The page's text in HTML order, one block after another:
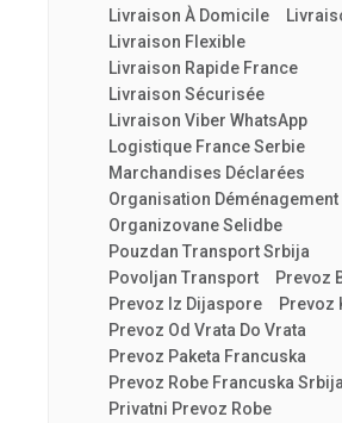
Livraison À Domicile
Livraison Flexible
Livraison Rapide France
Livraison Sécurisée
Livraison Viber WhatsApp
Logistique France Serbie
Marchandises Déclarées
Organisation Déménagement
Organizovane Selidbe
Pouzdan Transport Srbija
Povoljan Transport
Prevoz
Prevoz Iz Dijaspore
Prevoz
Prevoz Od Vrata Do Vrata
Prevoz Paketa Francuska
Prevoz Robe Francuska Srbija
Privatni Prevoz Robe